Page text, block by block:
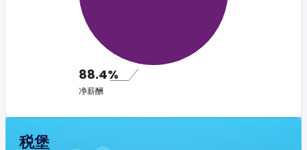
88.4%
净薪酬
税堡